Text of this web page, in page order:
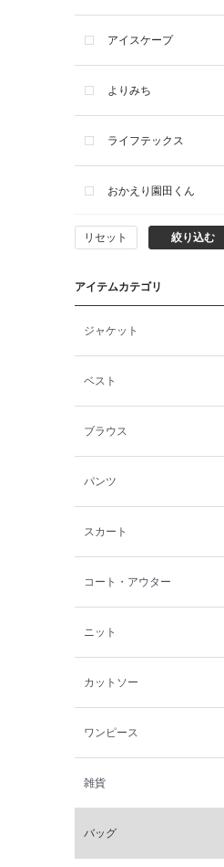
アイスケープ
よりみち
ライフテックス
おかえり園田くん
ビー・エー・ジー
イヴィスト
ン
西脇シリーズ
小泉革店
シャミー
パーソンズジーンズ
ファインデーション
ローズペッシュ / パル
モンド
リセット 絞り込む
アイテムカテゴリ
ジャケット
ベスト
ブラウス
パンツ
スカート
コート・アウター
ニット
カットソー
ワンピース
雑貨
バッグ